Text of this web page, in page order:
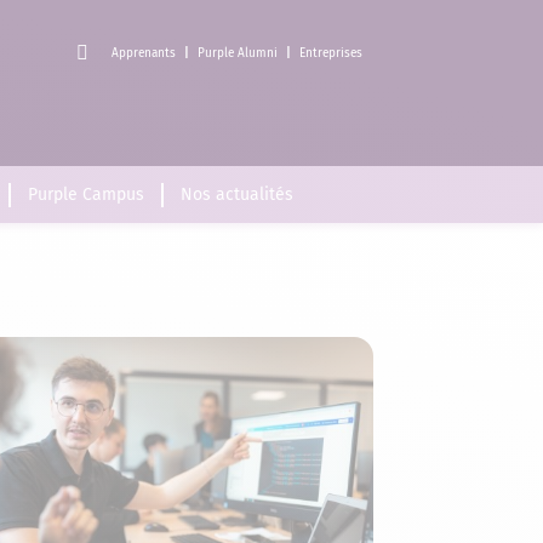
Apprenants Purple Alumni Entreprises
Purple Campus Nos actualités